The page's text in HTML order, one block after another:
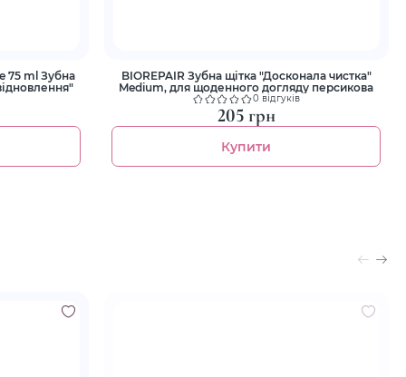
Зубна
BIOREPAIR Зубна щітка "Досконала чистка"
Medium, для щоденного догляду персикова
0 відгуків
205 грн
Купити